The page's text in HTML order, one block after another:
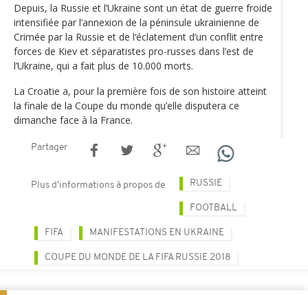
Depuis, la Russie et l’Ukraine sont un état de guerre froide
intensifiée par l’annexion de la péninsule ukrainienne de
Crimée par la Russie et de l‘éclatement d’un conflit entre
forces de Kiev et séparatistes pro-russes dans l’est de
l’Ukraine, qui a fait plus de 10.000 morts.
La Croatie a, pour la première fois de son histoire atteint
la finale de la Coupe du monde qu’elle disputera ce
dimanche face à la France.
Partager
Plus d'informations à propos de RUSSIE
FOOTBALL
FIFA MANIFESTATIONS EN UKRAINE
COUPE DU MONDE DE LA FIFA RUSSIE 2018